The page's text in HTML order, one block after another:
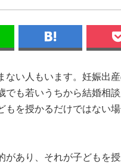
ない人もいます。妊娠出
でも若いうちから結婚相
もを授かるだけではない
があり、それが子どもを